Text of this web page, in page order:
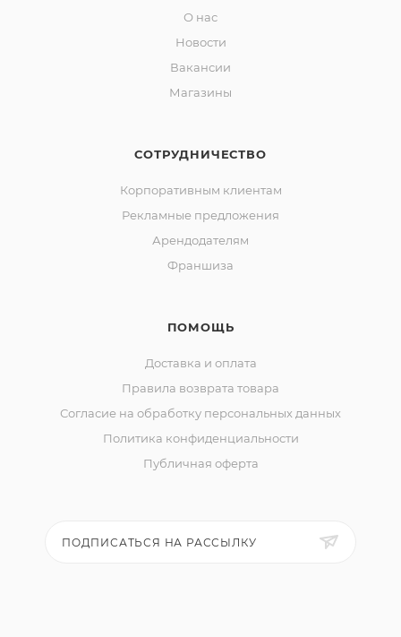
О нас
Новости
Вакансии
Магазины
СОТРУДНИЧЕСТВО
Корпоративным клиентам
Рекламные предложения
Арендодателям
Франшиза
ПОМОЩЬ
Доставка и оплата
Правила возврата товара
Согласие на обработку персональных данных
Политика конфиденциальности
Публичная оферта
ПОДПИСАТЬСЯ НА РАССЫЛКУ